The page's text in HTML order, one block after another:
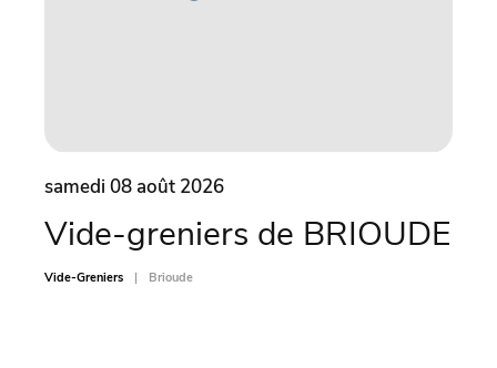
samedi 08 août 2026
Vide-greniers de BRIOUDE
Vide-Greniers Brioude